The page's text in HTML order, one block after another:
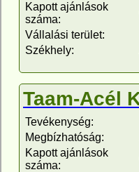
Kapott ajánlások
száma:
Vállalási terület:
Székhely:
Taam-Acél
Tevékenység:
Megbízhatóság:
Kapott ajánlások
száma: